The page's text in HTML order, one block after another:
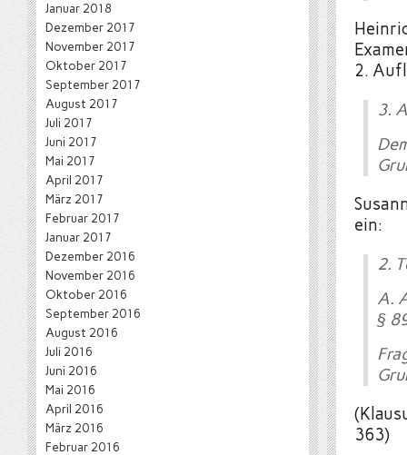
2.
3.
ein:
2.
A.
§
363)
Januar 2018
Dezember 2017
November 2017
Oktober 2017
September 2017
August 2017
Juli 2017
Juni 2017
Mai 2017
April 2017
März 2017
Februar 2017
Januar 2017
Dezember 2016
November 2016
Oktober 2016
September 2016
August 2016
Juli 2016
Juni 2016
Mai 2016
April 2016
März 2016
Februar 2016